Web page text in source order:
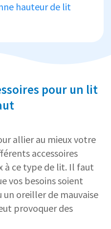
hauteur de lit
pour un lit
allier au mieux votre
accessoires
à ce type de lit. Il faut
vos besoins soient
un oreiller de mauvaise
provoquer des